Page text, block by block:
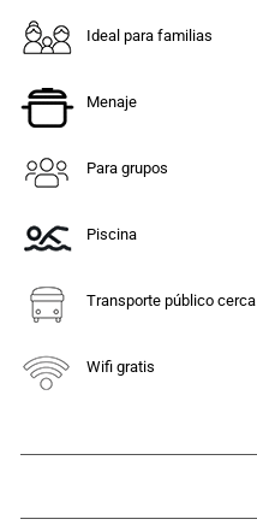
Ideal para familias
Menaje
Para grupos
Piscina
Transporte público cerca
Wifi gratis